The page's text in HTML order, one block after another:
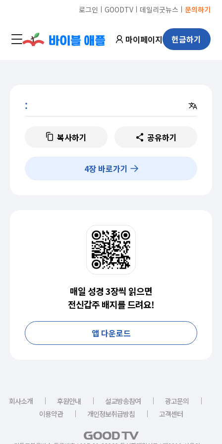
로그인 ㅣ GOODTVㅣ 데일리굿뉴스 ㅣ 문의하기
마이페이지 헌금하기
:
복사하기 공유하기
4장 바로가기
매일 성경 3장씩 읽으면
전신갑주 배지를 드려요!
앱 다운로드
회사소개 ｜ 후원안내 ｜ 설교방송참여 ｜ 광고문의
｜
이용약관
｜ 개인정보취급방침 ｜ 고객센터